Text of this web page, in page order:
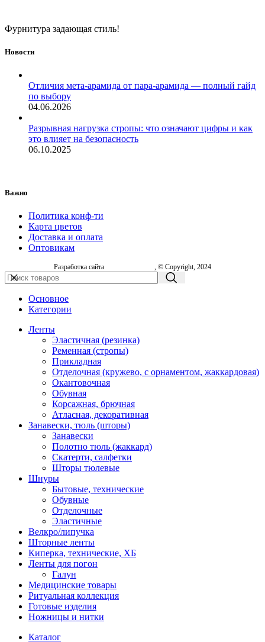
Фурнитура задающая стиль!
Новости
Отличия мета-арамида от пара-арамида — полный гайд
по выбору
04.06.2026
Разрывная нагрузка стропы: что означают цифры и как
это влияет на безопасность
06.10.2025
Важно
Политика конф-ти
Карта цветов
Доставка и оплата
Оптовикам
Разработка сайта , © Copyright, 2024
Основное
Категории
Ленты
Эластичная (резинка)
Ременная (стропы)
Прикладная
Отделочная (кружево, с орнаментом, жаккардовая)
Окантовочная
Обувная
Корсажная, брючная
Атласная, декоративная
Занавески, тюль (шторы)
Занавески
Полотно тюль (жаккард)
Скатерти, салфетки
Шторы тюлевые
Шнуры
Бытовые, технические
Обувные
Отделочные
Эластичные
Велкро/липучка
Шторные ленты
Киперка, технические, ХБ
Ленты для погон
Галун
Медицинские товары
Ритуальная коллекция
Готовые изделия
Ножницы и нитки
Каталог